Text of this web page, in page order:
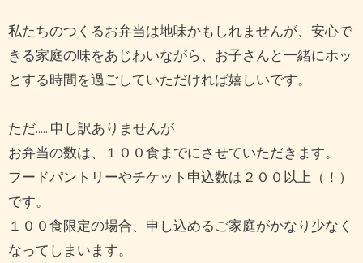
私たちのつくるお弁当は地味かもしれませんが、安心で
きる家庭の味をあじわいながら、お子さんと一緒にホッ
とする時間を過ごしていただければ嬉しいです。
ただ……申し訳ありませんが
お弁当の数は、１００食までにさせていただきます。
フードパントリーやチケット申込数は２００以上（！）
です。
１００食限定の場合、申し込めるご家庭がかなり少なく
なってしまいます。